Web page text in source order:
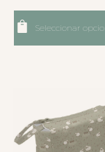
Seleccionar